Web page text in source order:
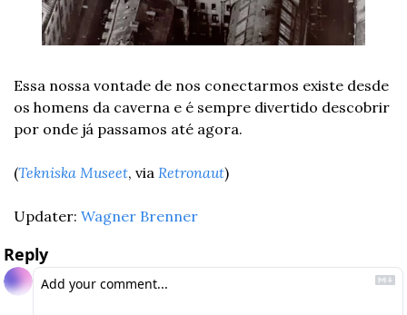
Essa nossa vontade de nos conectarmos existe desde
os homens da caverna e é sempre divertido descobrir
por onde já passamos até agora.
(Tekniska Museet, via Retronaut)
Updater: Wagner Brenner
Reply